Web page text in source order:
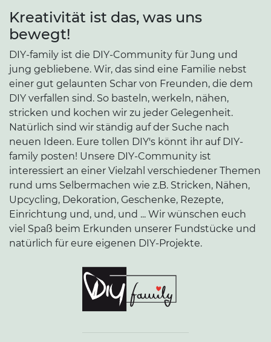
Kreativität ist das, was uns
bewegt!
DIY-family ist die DIY-Community für Jung und
jung gebliebene. Wir, das sind eine Familie nebst
einer gut gelaunten Schar von Freunden, die dem
DIY verfallen sind. So basteln, werkeln, nähen,
stricken und kochen wir zu jeder Gelegenheit.
Natürlich sind wir ständig auf der Suche nach
neuen Ideen. Eure tollen DIY's könnt ihr auf DIY-
family posten! Unsere DIY-Community ist
interessiert an einer Vielzahl verschiedener Themen
rund ums Selbermachen wie z.B. Stricken, Nähen,
Upcycling, Dekoration, Geschenke, Rezepte,
Einrichtung und, und, und ... Wir wünschen euch
viel Spaß beim Erkunden unserer Fundstücke und
natürlich für eure eigenen DIY-Projekte.